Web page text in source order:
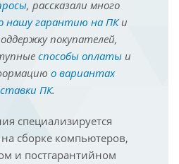
, рассказали много
нашу гарантию на ПКи
покупателей,
способы оплатыи
о вариантах
ПК.
специализируется
сборке компьютеров,
и постгарантийном